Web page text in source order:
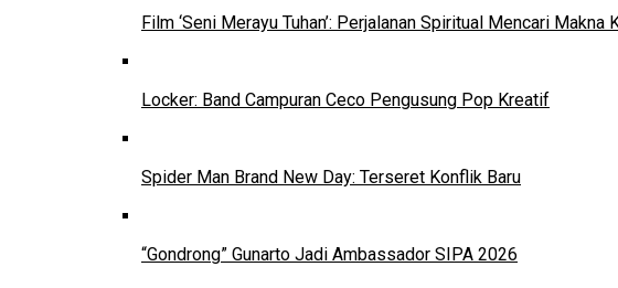
Film ‘Seni Merayu Tuhan’: Perjalanan Spiritual Mencari Makna
Locker: Band Campuran Ceco Pengusung Pop Kreatif
Spider Man Brand New Day: Terseret Konflik Baru
“Gondrong” Gunarto Jadi Ambassador SIPA 2026